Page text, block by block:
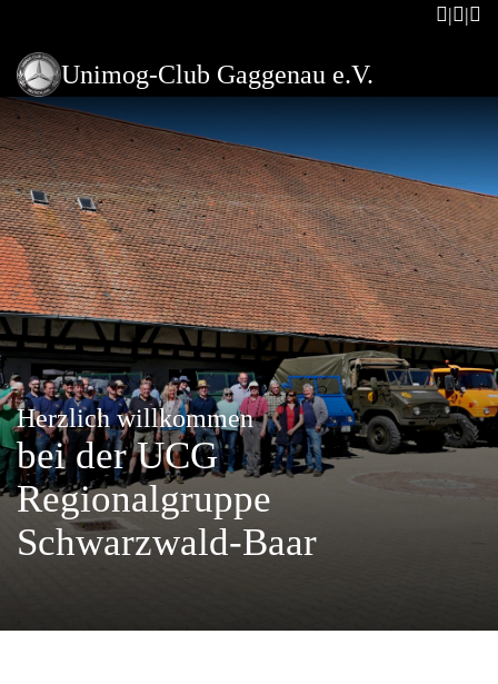
Unimog-Club Gaggenau e.V.
Herzlich willkommen
bei der UCG
Regionalgruppe
Schwarzwald-Baar